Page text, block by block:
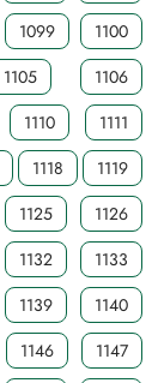
1099
1100
1105
1106
1110
1111
1118
1119
1125
1126
1132
1133
1139
1140
1146
1147